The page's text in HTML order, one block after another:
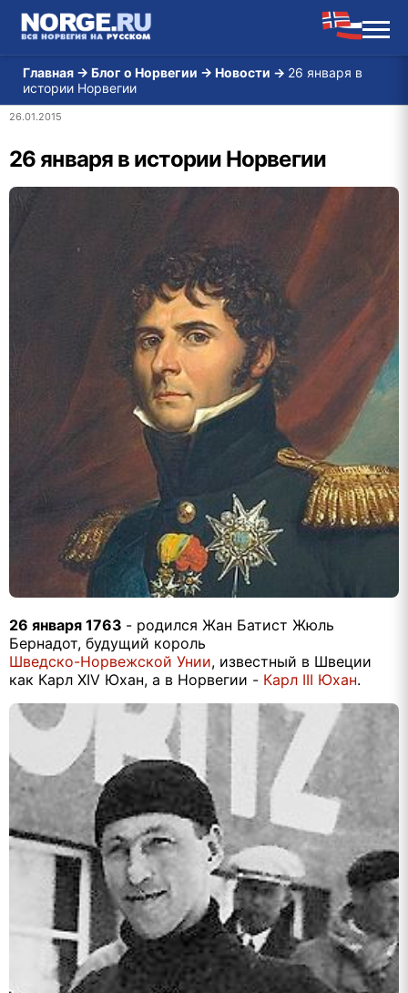
Главная → Блог о Норвегии → Новости → 26 января в
истории Норвегии
26.01.2015
26 января в истории Норвегии
26 января 1763 - родился Жан Батист Жюль
Бернадот, будущий король
Шведско-Норвежской Унии, известный в Швеции
как Карл XIV Юхан, а в Норвегии - Карл III Юхан.